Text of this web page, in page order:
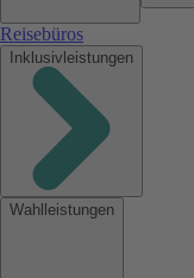
Reisebüros
Inklusivleistungen
Wahlleistungen